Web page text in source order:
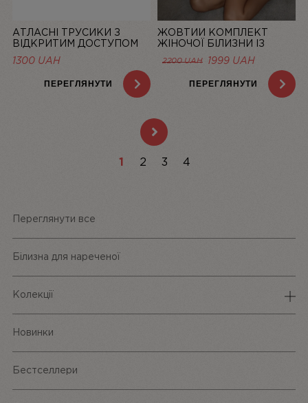
АТЛАСНІ ТРУСИКИ З
ВІДКРИТИМ ДОСТУПОМ
MISTIC, БОРДОВІ | LINIYA
1300 UAH
ПЕРЕГЛЯНУТИ
ЖОВТИЙ КОМПЛЕКТ
ЖІНОЧОЇ БІЛИЗНИ ІЗ
СІТОЧКИ BASIC LEMON |
LINIYA
2200UAH 1999 UAH
ПЕРЕГЛЯНУТИ
1 2 3 4
Переглянути все
Білизна для нареченої
Колекції
Одяг та аксесуари
Новинки
Бестселлери